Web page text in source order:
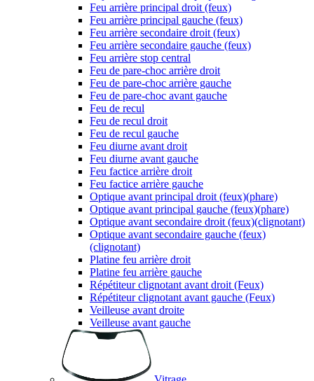
Feu arrière principal droit (feux)
Feu arrière principal gauche (feux)
Feu arrière secondaire droit (feux)
Feu arrière secondaire gauche (feux)
Feu arrière stop central
Feu de pare-choc arrière droit
Feu de pare-choc arrière gauche
Feu de pare-choc avant gauche
Feu de recul
Feu de recul droit
Feu de recul gauche
Feu diurne avant droit
Feu diurne avant gauche
Feu factice arrière droit
Feu factice arrière gauche
Optique avant principal droit (feux)(phare)
Optique avant principal gauche (feux)(phare)
Optique avant secondaire droit (feux)(clignotant)
Optique avant secondaire gauche (feux)
(clignotant)
Platine feu arrière droit
Platine feu arrière gauche
Répétiteur clignotant avant droit (Feux)
Répétiteur clignotant avant gauche (Feux)
Veilleuse avant droite
Veilleuse avant gauche